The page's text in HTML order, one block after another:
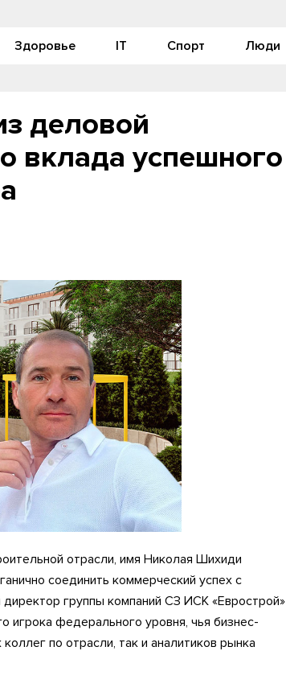
Здоровье IT Спорт Люди
деловой
вклада успешного
отрасли, имя Николая Шихиди
соединить коммерческий успех с
группы компаний СЗ ИСК «Еврострой»
игрока федерального уровня, чья бизнес-
по отрасли, так и аналитиков рынка